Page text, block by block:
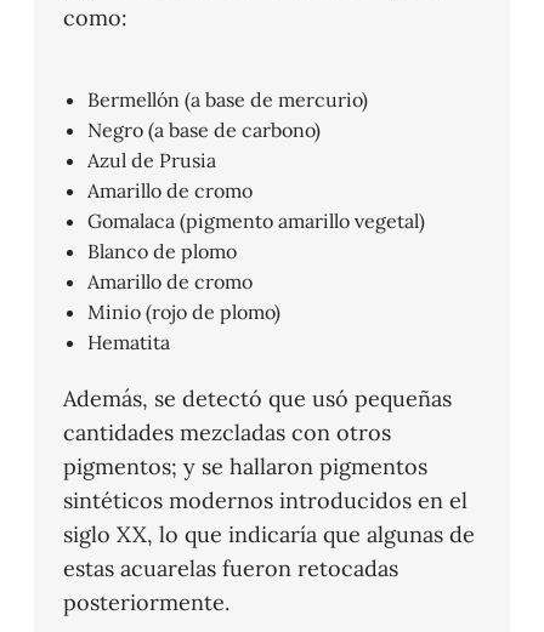
como:
Bermellón (a base de mercurio)
Negro (a base de carbono)
Azul de Prusia
Amarillo de cromo
Gomalaca (pigmento amarillo vegetal)
Blanco de plomo
Amarillo de cromo
Minio (rojo de plomo)
Hematita
Además, se detectó que usó pequeñas
cantidades mezcladas con otros
pigmentos; y se hallaron pigmentos
sintéticos modernos introducidos en el
siglo XX, lo que indicaría que algunas de
estas acuarelas fueron retocadas
posteriormente.